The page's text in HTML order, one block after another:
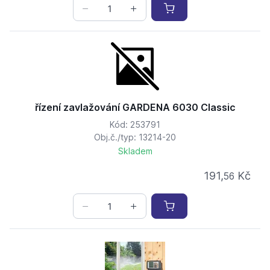
řízení zavlažování GARDENA 6030 Classic
Kód: 253791
Obj.č./typ: 13214-20
Skladem
191,56 Kč